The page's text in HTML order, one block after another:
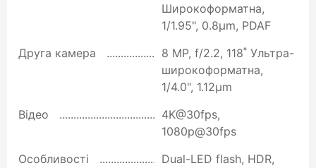
Широкоформатна,
1/1.95", 0.8µm, PDAF
Друга камера
8 MP, f/2.2, 118˚ Ультра-
широкоформатна,
1/4.0", 1.12µm
Відео
4K@30fps,
1080p@30fps
Особливості
Dual-LED flash, HDR,